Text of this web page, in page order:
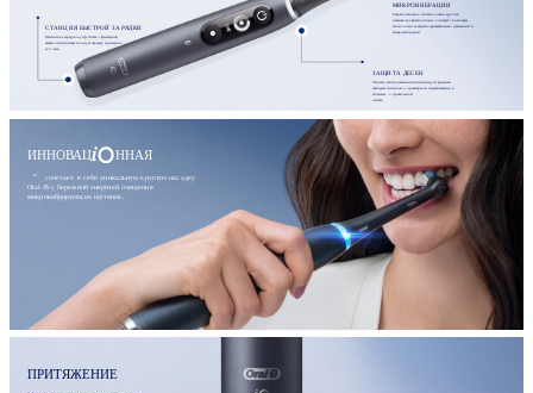
МИКРОВИБРАЦИИ
Разработанная со стоматологами круглая
насадка профессионально очищает с помощью
технологии возвратно-вращательных движений и
микровибраций.
ЗАЩИТА ДЕСЕН
Умный датчик давления сигнализирует красным
световым сигналом о чрезмерном надавливании и
зеленым - о правильной
чистке.
СТАНЦИЯ БЫСТРОЙ ЗАРЯДКИ
Магнитное зарядное устройство с фиксацией
щетки обеспечивает полную зарядку примерно
за 3 часа.
ИННОВАЦ ННАЯ
сочетает в себе уникальную круглую насадку
Oral-B с бережной энергией очищения
микровибрирующих щетинок.
ПРИТЯЖЕНИЕ